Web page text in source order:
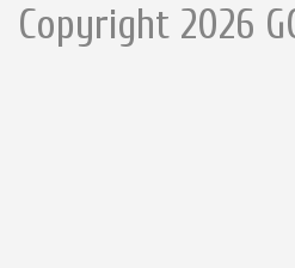
Copyright 2026